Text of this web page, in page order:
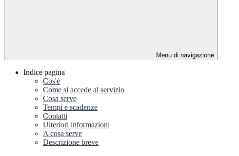
Menu di navigazione
Indice pagina
Cos'è
Come si accede al servizio
Cosa serve
Tempi e scadenze
Contatti
Ulteriori informazioni
A cosa serve
Descrizione breve